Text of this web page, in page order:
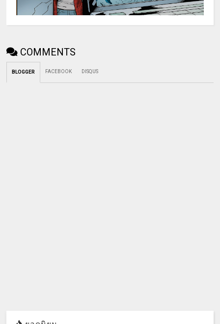
COMMENTS
BLOGGER FACEBOOK DISQUS